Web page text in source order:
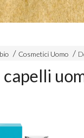
Cosmetici Uomo
capelli